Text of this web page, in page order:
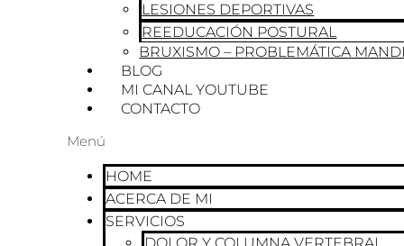
LESIONES DEPORTIVAS
REEDUCACIÓN POSTURAL
BRUXISMO – PROBLEMÁTICA
BLOG
MI CANAL YOUTUBE
CONTACTO
Menú
HOME
ACERCA DE MI
SERVICIOS